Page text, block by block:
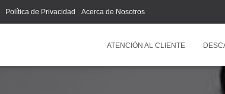
Política de Privacidad Acerca de Nosotros
ATENCIÓN AL CLIENTE